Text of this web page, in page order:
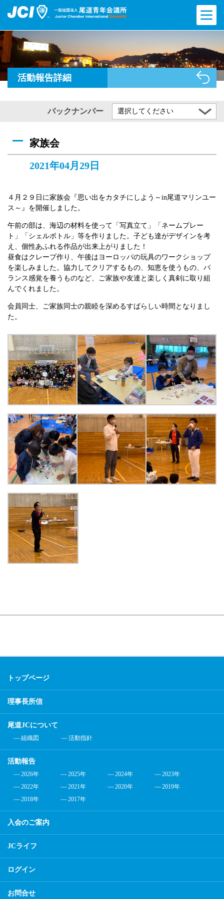
活動報告詳細
バックナンバー 選択してください
家族会
2021年04月29日
４月２９日に家族会『思い出をカタチにしよう～in尾道マリンユー
ス～』を開催しました。
午前の部は、海辺の材料を使って「写真立て」「ネームプレー
ト」「シェルボトル」等を作りました。子ども達がデザインを考
え、個性あふれる作品が出来上がりました！
昼食はクレープ作り、午後はヨーロッパの玩具のワークショップ
を楽しみました。協力してクリアするもの、知恵を使うもの、バ
ランス感覚を養うものなど、ご家族や友達と楽しく真剣に取り組
んでくれました。
会員同士、ご家族同士の親睦を深めるすばらしい時間となりまし
た。
トップページ
理事長所信
尾道JCについて
組織図 活動指針
活動報告
2026年 2025年 2024年
2023年
2022年
2021年 2020年
2019年
2018年
2017年
入会のご案内
JCライフ
ログイン
お問合せ